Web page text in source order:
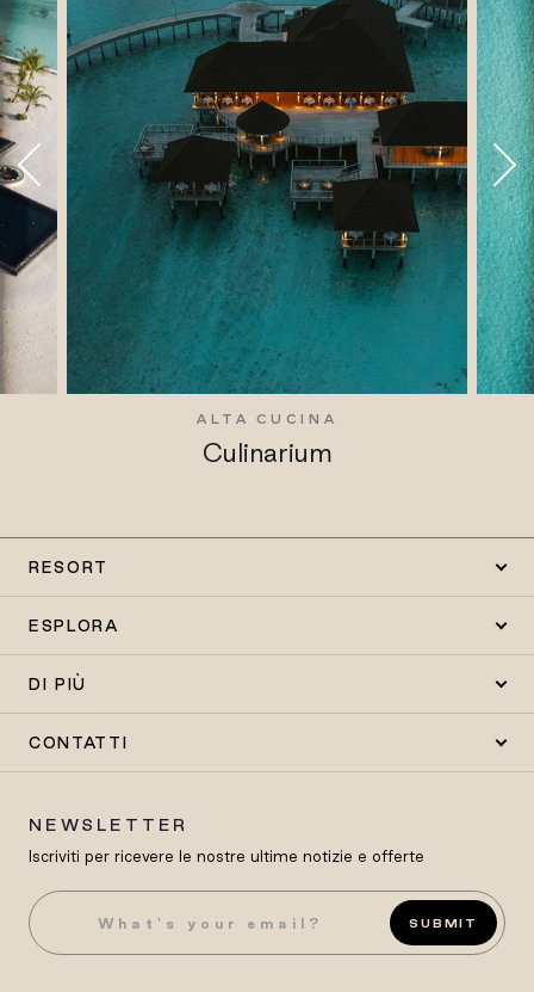
ALTA CUCINA
Culinarium
RESORT
ESPLORA
DI PIÙ
CONTATTI
NEWSLETTER
Iscriviti per ricevere le nostre ultime notizie e offerte
SUBMIT